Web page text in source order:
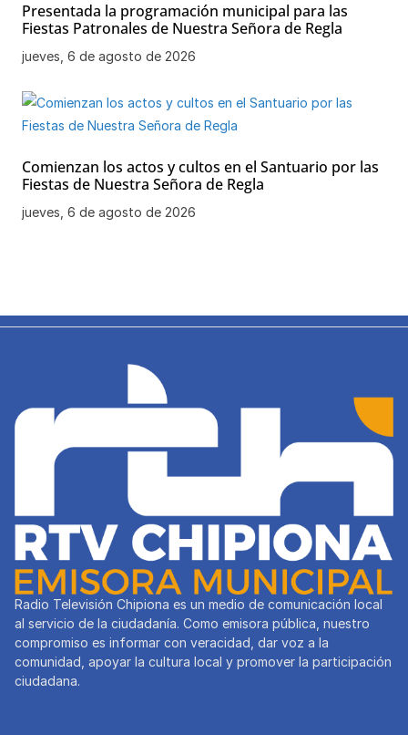
Presentada la programación municipal para las
Fiestas Patronales de Nuestra Señora de Regla
jueves, 6 de agosto de 2026
Comienzan los actos y cultos en el Santuario por las
Fiestas de Nuestra Señora de Regla
jueves, 6 de agosto de 2026
Radio Televisión Chipiona es un medio de comunicación local
al servicio de la ciudadanía. Como emisora pública, nuestro
compromiso es informar con veracidad, dar voz a la
comunidad, apoyar la cultura local y promover la participación
ciudadana.